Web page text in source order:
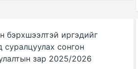
бэрхшээлтэй иргэдийг
суралцуулах сонгон
зар 2025/2026